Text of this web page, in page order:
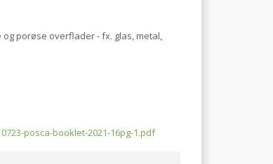
porøse overflader - fx. glas, metal,
posca-booklet-2021-16pg-1.pdf